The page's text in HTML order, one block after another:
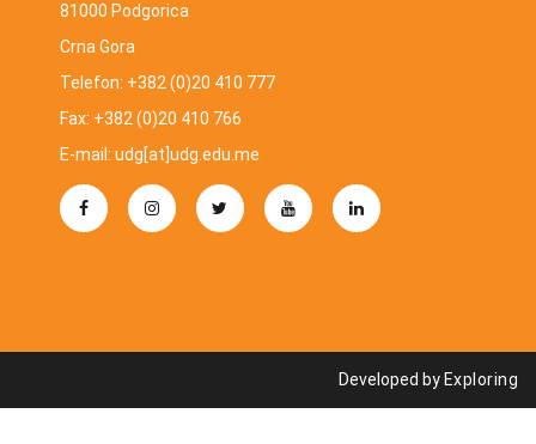
81000 Podgorica
Crna Gora
Telefon: +382 (0)20 410 777
Fax: +382 (0)20 410 766
E-mail: udg[at]udg.edu.me
Developed by Exploring